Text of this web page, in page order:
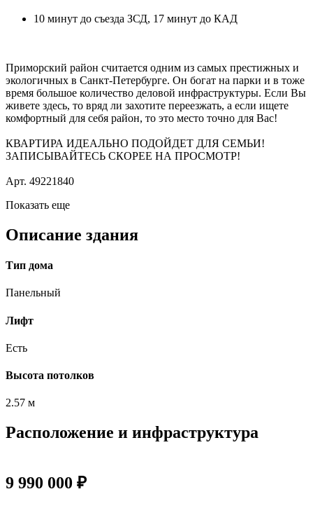
10 минут до съезда ЗСД, 17 минут до КАД
Приморский район считается одним из самых престижных и
экологичных в Санкт-Петербурге. Он богат на парки и в тоже
время большое количество деловой инфраструктуры. Если Вы
живете здесь, то вряд ли захотите переезжать, а если ищете
комфортный для себя район, то это место точно для Вас!
КВАРТИРА ИДЕАЛЬНО ПОДОЙДЕТ ДЛЯ СЕМЬИ!
ЗАПИСЫВАЙТЕСЬ СКОРЕЕ НА ПРОСМОТР!
Арт. 49221840
Показать еще
Описание здания
Тип дома
Панельный
Лифт
Есть
Высота потолков
2.57 м
Расположение и инфраструктура
9 990 000 ₽